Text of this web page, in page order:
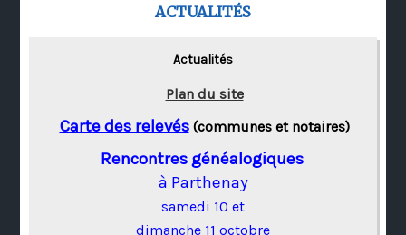
ACTUALITÉS
Actualités
Plan du site
Carte des relevés(communes et notaires)
Rencontres généalogiques
à Parthenay
samedi 10 et
dimanche 11 octobre